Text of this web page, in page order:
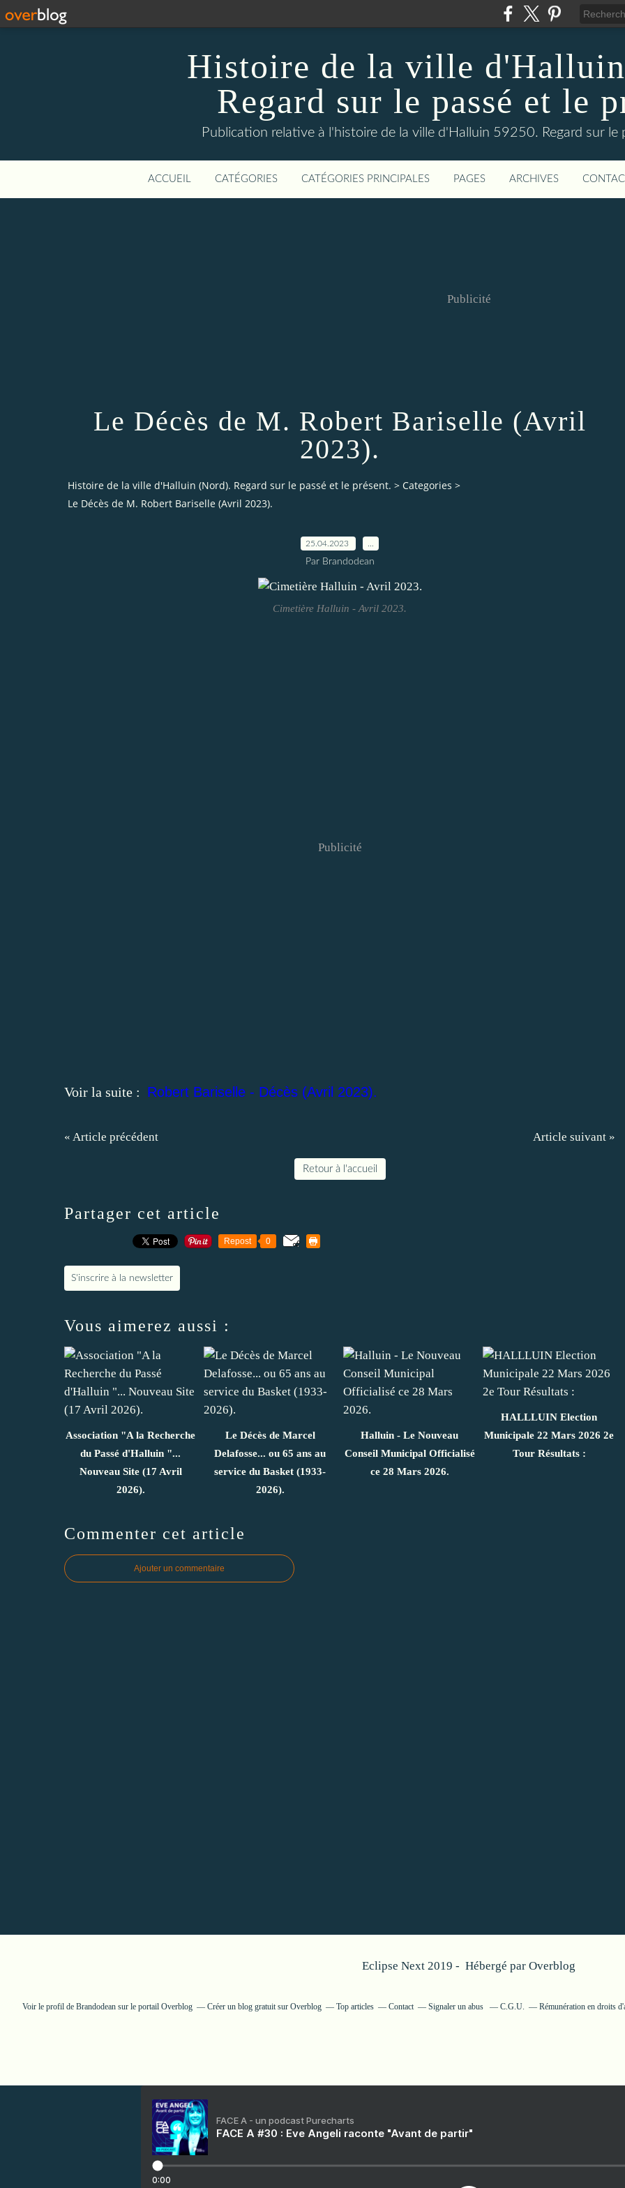
Histoire de la ville
Regard sur le passé et le
Publication relative à l'histoire de la ville d'Halluin 59250. Regard sur le
ACCUEIL CATÉGORIES CATÉGORIES PRINCIPALES PAGES ARCHIVES
Publicité
Le Décès de M. Robert Bariselle (Avril
2023).
Histoire de la ville d'Halluin (Nord). Regard sur le passé et le présent. > Categories >
Le Décès de M. Robert Bariselle (Avril 2023).
25.04.2023
Par Brandodean
Cimetière Halluin - Avril 2023.
Publicité
Voir la suite : Robert Bariselle - Décès (Avril 2023).
« Article précédent Article suivant »
Retour à l'accueil
Partager cet article
Repost 0
S'inscrire à la newsletter
Vous aimerez aussi :
Association "A la Recherche
du Passé d'Halluin "...
Nouveau Site (17 Avril
2026).
Le Décès de Marcel
Delafosse... ou 65 ans au
service du Basket (1933-
2026).
Halluin - Le Nouveau
Conseil Municipal Officialisé
ce 28 Mars 2026.
HALLLUIN Election
Municipale 22 Mars 2026 2e
Tour Résultats :
Commenter cet article
Ajouter un commentaire
Eclipse Next 2019 - Hébergé par Overblog
Voir le profil de Brandodean sur le portail Overblog Créer un blog gratuit sur Overblog Top articles Contact Signaler un abus C.G.U. Rémunération en droits
FACE A - un podcast Purecharts
FACE A #30 : Eve Angeli raconte "Avant de partir"
0:00